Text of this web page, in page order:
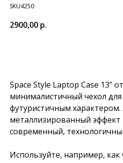
SKU4250
2900,00 р.
Space Style Laptop Case 13”
минималистичный чехол для
футуристичным
металлизированный
современный,
Используйте, например, как